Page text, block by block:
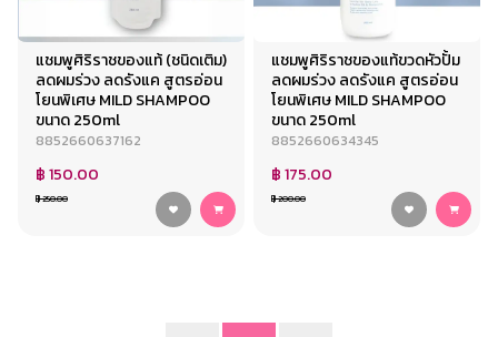
แชมพูศิริราชของแท้ (ชนิดเติม)
ลดผมร่วง ลดรังแค สูตรอ่อน
โยนพิเศษ MILD SHAMPOO
ขนาด 250ml
8852660637162
฿ 150.00
฿ 250.00
แชมพูศิริราชของแท้ขวดหัวปั้ม
ลดผมร่วง ลดรังแค สูตรอ่อน
โยนพิเศษ MILD SHAMPOO
ขนาด 250ml
8852660634345
฿ 175.00
฿ 200.00